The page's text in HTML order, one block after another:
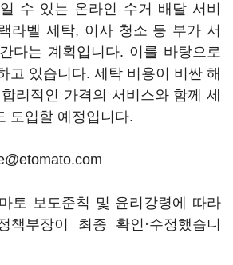
수 있는 온라인 수거 배달 서비
라벨 세탁, 이사 청소 등 부가 서
다는 계획입니다. 이를 바탕으로
고 있습니다. 세탁 비용이 비싼 해
리적인 가격의 서비스와 함께 세
도입할 예정입니다.
토 보도준칙 및 윤리강령에 따라
책부장이 최종 확인·수정했습니